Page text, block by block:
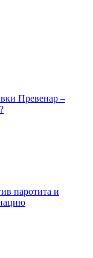
Превенар –
паротита и